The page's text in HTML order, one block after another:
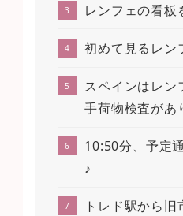
レンフェの看板
初めて見るレン
スペインはレン
手荷物検査があ
10:50分、予定
♪
トレド駅から旧